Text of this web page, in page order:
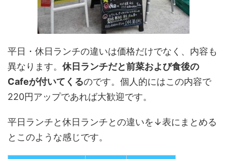
平日・休日ランチの違いは価格だけでなく、内容も
異なります。 休日ランチだと前菜および食後の
Cafeが付いてくるのです。個人的にはこの内容で
220円アップであれば大歓迎です。
平日ランチと休日ランチとの違いを↓表にまとめる
とこのような感じです。